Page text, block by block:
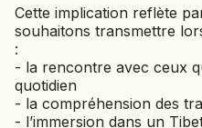
Cette implication reflète
souhaitons transmettre
:
- la rencontre avec ceux
quotidien
- la compréhension des
- l’immersion dans un